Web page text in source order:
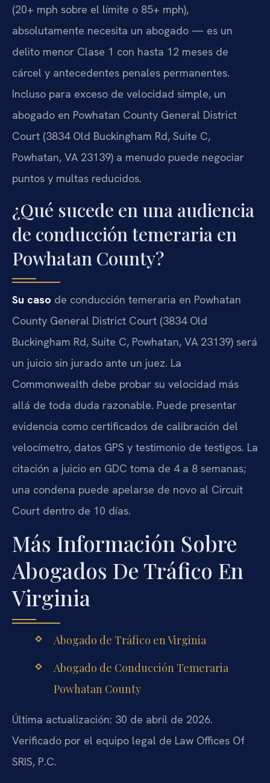
(20+ mph sobre el límite o 85+ mph),
absolutamente necesita un abogado — es un
delito menor Clase 1 con hasta 12 meses de
cárcel y antecedentes penales permanentes.
Incluso para exceso de velocidad simple, un
abogado en Powhatan County General District
Court (3834 Old Buckingham Rd, Suite C,
Powhatan, VA 23139) a menudo puede negociar
puntos y multas reducidos.
¿Qué sucede en una audiencia
de conducción temeraria en
Powhatan County?
Su caso de conducción temeraria en Powhatan
County General District Court (3834 Old
Buckingham Rd, Suite C, Powhatan, VA 23139) será
un juicio sin jurado ante un juez. La
Commonwealth debe probar su velocidad más
allá de toda duda razonable. Puede presentar
evidencia como certificados de calibración del
velocímetro, datos GPS y testimonio de testigos. La
citación a juicio en GDC toma de 4 a 8 semanas;
una condena puede apelarse de novo al Circuit
Court dentro de 10 días.
Más Información Sobre
Abogados De Tráfico En
Virginia
Abogado de Tráfico en Virginia
Abogado de Conducción Temeraria
Powhatan County
Última actualización: 30 de abril de 2026.
Verificado por el equipo legal de Law Offices Of
SRIS, P.C.